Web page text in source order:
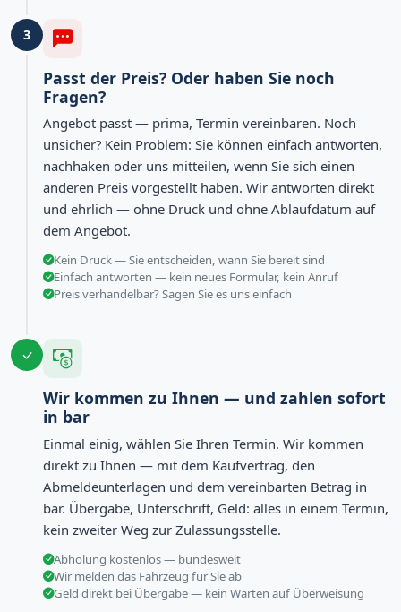
3
Passt der Preis? Oder haben Sie noch
Fragen?
Angebot passt — prima, Termin vereinbaren. Noch
unsicher? Kein Problem: Sie können einfach antworten,
nachhaken oder uns mitteilen, wenn Sie sich einen
anderen Preis vorgestellt haben. Wir antworten direkt
und ehrlich — ohne Druck und ohne Ablaufdatum auf
dem Angebot.
Kein Druck — Sie entscheiden, wann Sie bereit sind
Einfach antworten — kein neues Formular, kein Anruf
Preis verhandelbar? Sagen Sie es uns einfach
Wir kommen zu Ihnen — und zahlen sofort
in bar
Einmal einig, wählen Sie Ihren Termin. Wir kommen
direkt zu Ihnen — mit dem Kaufvertrag, den
Abmeldeunterlagen und dem vereinbarten Betrag in
bar. Übergabe, Unterschrift, Geld: alles in einem Termin,
kein zweiter Weg zur Zulassungsstelle.
Abholung kostenlos — bundesweit
Wir melden das Fahrzeug für Sie ab
Geld direkt bei Übergabe — kein Warten auf Überweisung